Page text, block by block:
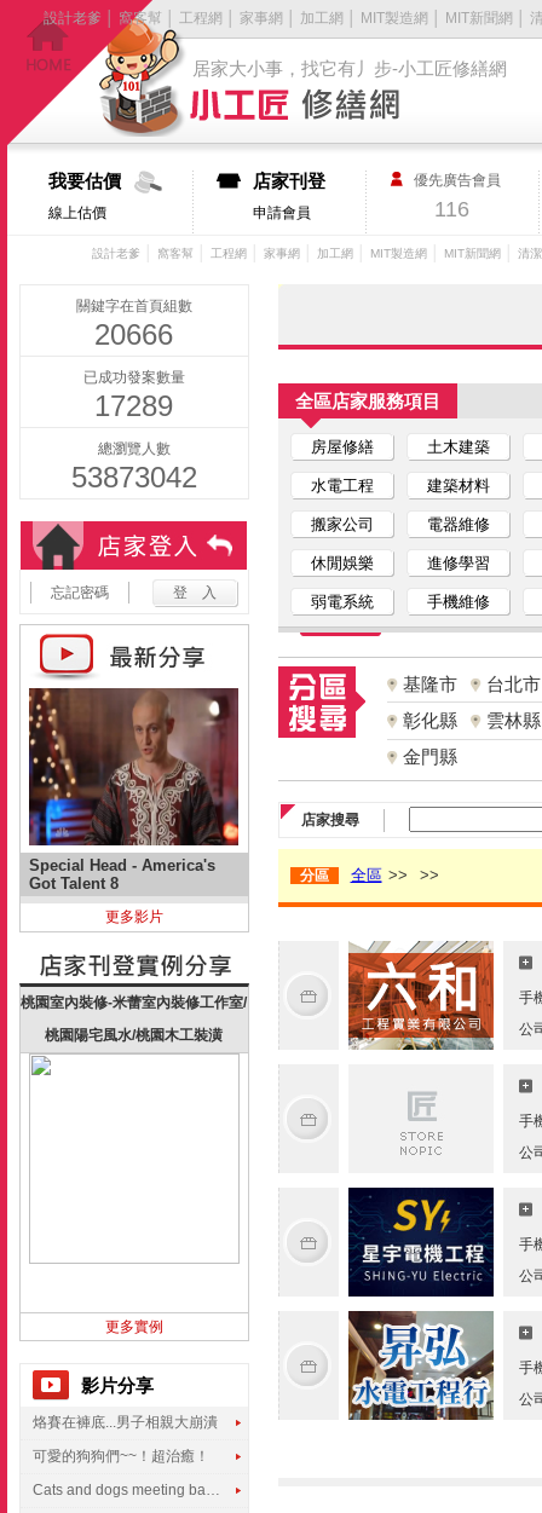
居家大小事，找它有丿步-小工匠修繕網
設計老爹 窩客幫 工程網 家事網 加工網 MIT製造網 MIT新聞網
我要估價
線上估價
店家刊登
申請會員
優先廣告會員
116
設計老爹 窩客幫 工程網 家事網 加工網 MIT製造網 MIT新聞網 清
關鍵字在首頁組數
20666
已成功發案數量
17289
總瀏覽人數
53873042
忘記密碼
Special Head - America's
Got Talent 8
更多影片
桃園室內裝修-米蕾室內裝修工作室/
桃園陽宅風水/桃園木工裝潢
更多實例
影片分享
烙賽在褲底...男子相親大崩潰
可愛的狗狗們~~！超治癒！
Cats and dogs meeting babies for the first time
全區店家服務項目
房屋修繕 土木建築
水電工程 建築材料
搬家公司 電器維修
休閒娛樂 進修學習
弱電系統 手機維修
基隆市
台北市
彰化縣
雲林縣
金門縣
店家搜尋
分區 全區 >> >>
手
公
手
公
手
公
手
公